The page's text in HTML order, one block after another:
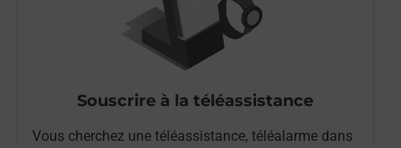
Souscrire à la téléassistance
Vous cherchez une téléassistance, téléalarme dans